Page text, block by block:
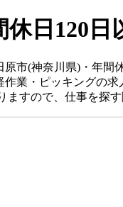
日120
市(神奈川県)・年間
業・ピッキングの求
すので、仕事を探